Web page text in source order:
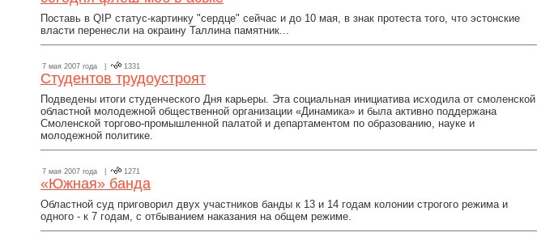
Поставь в QIP статус-картинку "сердце" сейчас и до 10 мая, в знак протеста того, что эстонские
власти перенесли на окраину Таллина памятник...
7 мая 2007 года | 1331
Студентов трудоустроят
Подведены итоги студенческого Дня карьеры. Эта социальная инициатива исходила от смоленской
областной молодежной общественной организации «Динамика» и была активно поддержана
Смоленской торгово-промышленной палатой и департаментом по образованию, науке и
молодежной политике.
7 мая 2007 года | 1271
«Южная» банда
Областной суд приговорил двух участников банды к 13 и 14 годам колонии строгого режима и
одного - к 7 годам, с отбыванием наказания на общем режиме.